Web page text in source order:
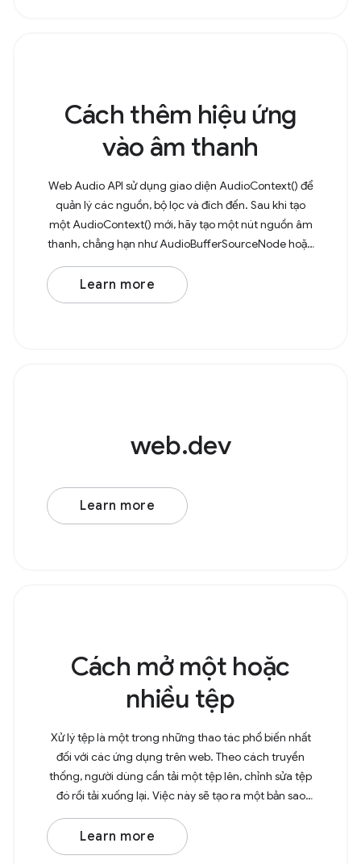
Cách thêm hiệu ứng
vào âm thanh
Web Audio API sử dụng giao diện AudioContext() để
quản lý các nguồn, bộ lọc và đích đến. Sau khi tạo
một AudioContext() mới, hãy tạo một nút nguồn âm
thanh, chẳng hạn như AudioBufferSourceNode hoặc
OscillatorNode. Ví dụ: hãy xem xét một bộ dao động
Learn more
web.dev
Learn more
Cách mở một hoặc
nhiều tệp
Xử lý tệp là một trong những thao tác phổ biến nhất
đối với các ứng dụng trên web. Theo cách truyền
thống, người dùng cần tải một tệp lên, chỉnh sửa tệp
đó rồi tải xuống lại. Việc này sẽ tạo ra một bản sao
trong thư mục Tải xuống. Với File System
Learn more